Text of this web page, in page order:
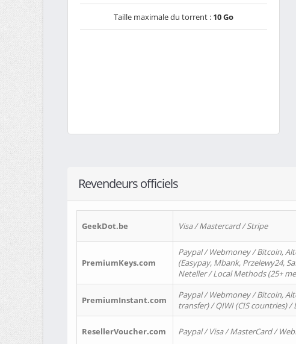
Taille maximale du torrent : 10 Go
Revendeurs officiels
GeekDot.be Visa / Mastercard / Stripe
PremiumKeys.com
Paypal / Webmoney / Bitcoin,
(Easypay, Mbank, Przelewy24,
Neteller / Local Methods (25+
PremiumInstant.com
Paypal / Webmoney / Bitcoin,
transfer) / QIWI (CIS countries)
ResellerVoucher.com Paypal / Visa / MasterCard /